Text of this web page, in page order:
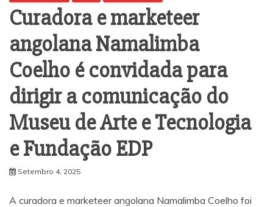
Curadora e marketeer
angolana Namalimba
Coelho é convidada para
dirigir a comunicação do
Museu de Arte e Tecnologia
e Fundação EDP
Setembro 4, 2025
A curadora e marketeer angolana Namalimba Coelho foi